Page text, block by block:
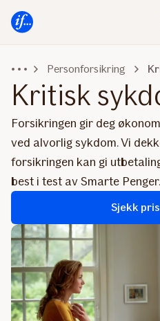
innhold
Personforsikring
Kritisk
Forsikringen gir deg
ved alvorlig sykdom. Vi
forsikringen kan gi
best i test av Smarte Penger.
Sjekk